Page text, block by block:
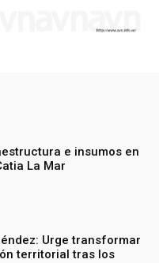
e insumos en
La Mar
Urge transformar
territorial tras los